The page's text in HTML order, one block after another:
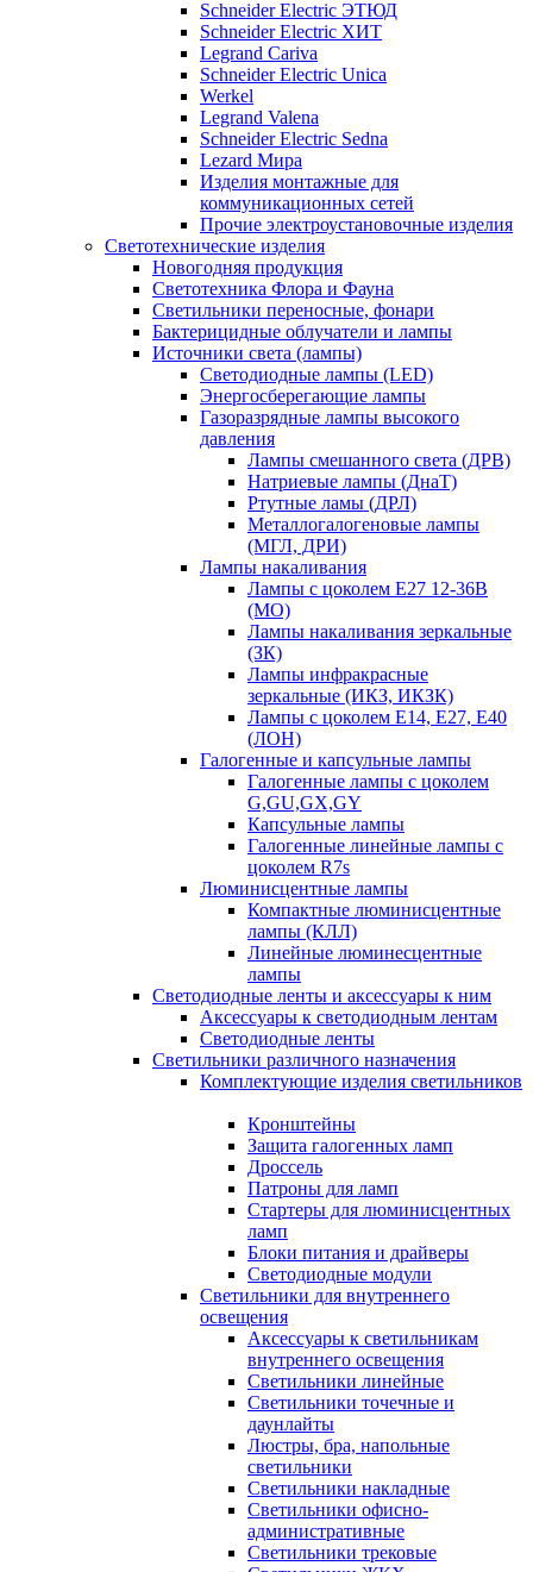
Schneider Electric ЭТЮД
Schneider Electric ХИТ
Legrand Cariva
Schneider Electric Unica
Werkel
Legrand Valena
Schneider Electric Sedna
Lezard Мира
Изделия монтажные для
коммуникационных сетей
Прочие электроустановочные изделия
Светотехнические изделия
Новогодняя продукция
Светотехника Флора и Фауна
Светильники переносные, фонари
Бактерицидные облучатели и лампы
Источники света (лампы)
Светодиодные лампы (LED)
Энергосберегающие лампы
Газоразрядные лампы высокого
давления
Лампы смешанного света (ДРВ)
Натриевые лампы (ДнаТ)
Ртутные ламы (ДРЛ)
Металлогалогеновые лампы
(МГЛ, ДРИ)
Лампы накаливания
Лампы с цоколем Е27 12-36В
(МО)
Лампы накаливания зеркальные
(ЗК)
Лампы инфракрасные
зеркальные (ИКЗ, ИКЗК)
Лампы с цоколем Е14, Е27, Е40
(ЛОН)
Галогенные и капсульные лампы
Галогенные лампы с цоколем
G,GU,GX,GY
Капсульные лампы
Галогенные линейные лампы с
цоколем R7s
Люминисцентные лампы
Компактные люминисцентные
лампы (КЛЛ)
Линейные люминесцентные
лампы
Светодиодные ленты и аксессуары к ним
Аксессуары к светодиодным лентам
Светодиодные ленты
Светильники различного назначения
Комплектующие изделия светильников
Кронштейны
Защита галогенных ламп
Дроссель
Патроны для ламп
Стартеры для люминисцентных
ламп
Блоки питания и драйверы
Светодиодные модули
Светильники для внутреннего
освещения
Аксессуары к светильникам
внутреннего освещения
Светильники линейные
Светильники точечные и
даунлайты
Люстры, бра, напольные
светильники
Светильники накладные
Светильники офисно-
административные
Светильники трековые